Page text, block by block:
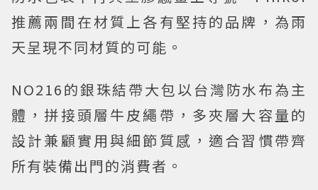
推薦兩間在材質上各有堅持的品牌，為雨
天呈現不同材質的可能。
NO216的銀珠結帶大包以台灣防水布為主
體，拼接頭層牛皮繩帶，多夾層大容量的
設計兼顧實用與細節質感，適合習慣帶齊
所有裝備出門的消費者。